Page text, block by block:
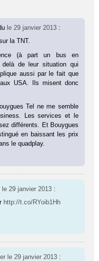
le 29 janvier 2013 :
la TNT.
(à part un bus en
delà de leur situation qui
aussi par le fait que
USA. Ils misent donc
Tel ne me semble
Les services et le
différents. Et Bouygues
en baissant les prix
le quadplay.
le 29 janvier 2013 :
http://t.co/RYoib1Hh
le 29 janvier 2013 :